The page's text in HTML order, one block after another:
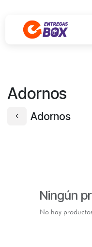
Adornos
Adornos
Ningún
No hay